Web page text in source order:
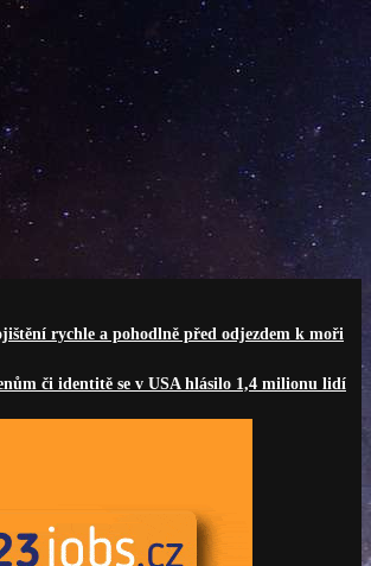
rychle a pohodlně před odjezdem k moři
či identitě se v USA hlásilo 1,4 milionu lidí